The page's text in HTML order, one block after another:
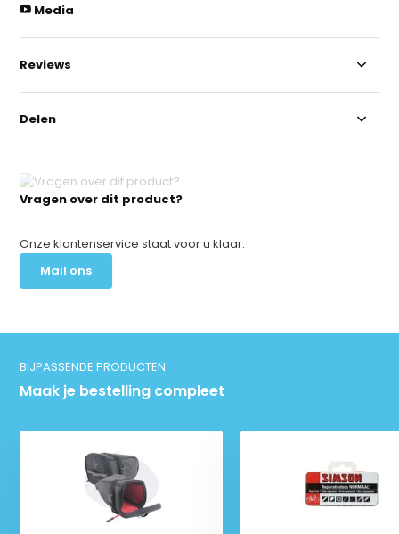
Vragen over dit product?
Onze klantenservice staat voor u klaar.
Mail ons
Media
Reviews
Delen
BIJPASSENDE PRODUCTEN
Maak je bestelling compleet